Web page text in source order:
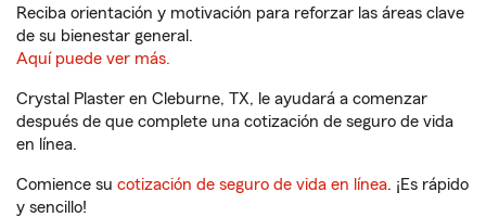
Reciba orientación y motivación para reforzar las áreas clave
de su bienestar general.
Aquí puede ver más.
Crystal Plaster en Cleburne, TX, le ayudará a comenzar
después de que complete una cotización de seguro de vida
en línea.
Comience su cotización de seguro de vida en línea. ¡Es rápido
y sencillo!